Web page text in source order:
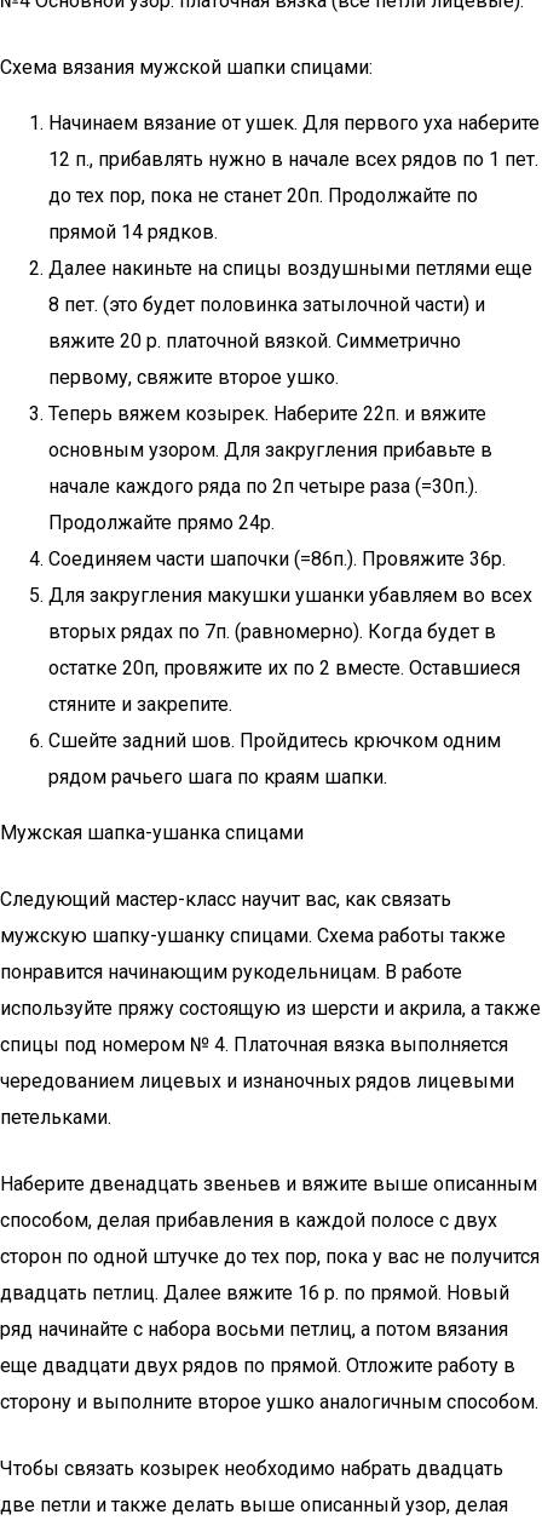
Схема вязания мужской шапки спицами:
Начинаем вязание от ушек. Для первого уха наберите
12 п., прибавлять нужно в начале всех рядов по 1 пет.
до тех пор, пока не станет 20п. Продолжайте по
прямой 14 рядков.
Далее накиньте на спицы воздушными петлями еще
8 пет. (это будет половинка затылочной части) и
вяжите 20 р. платочной вязкой. Симметрично
первому, свяжите второе ушко.
Теперь вяжем козырек. Наберите 22п. и вяжите
основным узором. Для закругления прибавьте в
начале каждого ряда по 2п четыре раза (=30п.).
Продолжайте прямо 24р.
Соединяем части шапочки (=86п.). Провяжите 36р.
Для закругления макушки ушанки убавляем во всех
вторых рядах по 7п. (равномерно). Когда будет в
остатке 20п, провяжите их по 2 вместе. Оставшиеся
стяните и закрепите.
Сшейте задний шов. Пройдитесь крючком одним
рядом рачьего шага по краям шапки.
Мужская шапка-ушанка спицами
Следующий мастер-класс научит вас, как связать
мужскую шапку-ушанку спицами. Схема работы также
понравится начинающим рукодельницам. В работе
используйте пряжу состоящую из шерсти и акрила, а также
спицы под номером № 4. Платочная вязка выполняется
чередованием лицевых и изнаночных рядов лицевыми
петельками.
Наберите двенадцать звеньев и вяжите выше описанным
способом, делая прибавления в каждой полосе с двух
сторон по одной штучке до тех пор, пока у вас не получится
двадцать петлиц. Далее вяжите 16 р. по прямой. Новый
ряд начинайте с набора восьми петлиц, а потом вязания
еще двадцати двух рядов по прямой. Отложите работу в
сторону и выполните второе ушко аналогичным способом.
Чтобы связать козырек необходимо набрать двадцать
две петли и также делать выше описанный узор, делая